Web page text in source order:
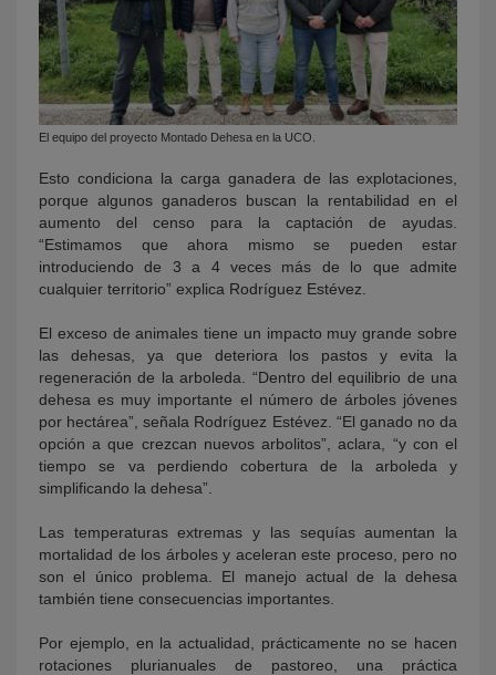
El equipo del proyecto Montado Dehesa en la UCO.
Esto condiciona la carga ganadera de las explotaciones,
porque algunos ganaderos buscan la rentabilidad en el
aumento del censo para la captación de ayudas.
“Estimamos que ahora mismo se pueden estar
introduciendo de 3 a 4 veces más de lo que admite
cualquier territorio” explica Rodríguez Estévez.
El exceso de animales tiene un impacto muy grande sobre
las dehesas, ya que deteriora los pastos y evita la
regeneración de la arboleda. “Dentro del equilibrio de una
dehesa es muy importante el número de árboles jóvenes
por hectárea”, señala Rodríguez Estévez. “El ganado no da
opción a que crezcan nuevos arbolitos”, aclara, “y con el
tiempo se va perdiendo cobertura de la arboleda y
simplificando la dehesa”.
Las temperaturas extremas y las sequías aumentan la
mortalidad de los árboles y aceleran este proceso, pero no
son el único problema. El manejo actual de la dehesa
también tiene consecuencias importantes.
Por ejemplo, en la actualidad, prácticamente no se hacen
rotaciones plurianuales de pastoreo, una práctica